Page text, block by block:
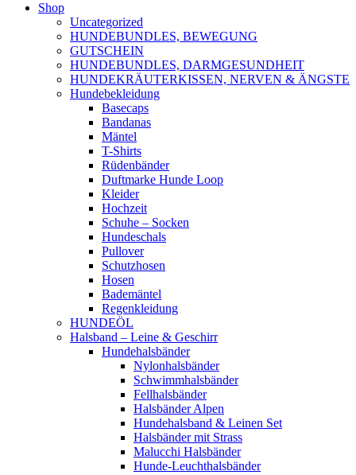
Shop
Uncategorized
HUNDEBUNDLES, BEWEGUNG
GUTSCHEIN
HUNDEBUNDLES, DARMGESUNDHEIT
HUNDEKRÄUTERKISSEN, NERVEN & ÄNGSTE
Hundebekleidung
Basecaps
Bandanas
Mäntel
T-Shirts
Rüdenbänder
Duftmarke Hunde Loop
Kleider
Hochzeit
Schuhe – Socken
Hundeschals
Pullover
Schutzhosen
Hosen
Bademäntel
Regenkleidung
HUNDEÖL
Halsband – Leine & Geschirr
Hundehalsbänder
Nylonhalsbänder
Schwimmhalsbänder
Fellhalsbänder
Halsbänder Alpen
Hundehalsband & Leinen Set
Halsbänder mit Strass
Malucchi Halsbänder
Hunde-Leuchthalsbänder